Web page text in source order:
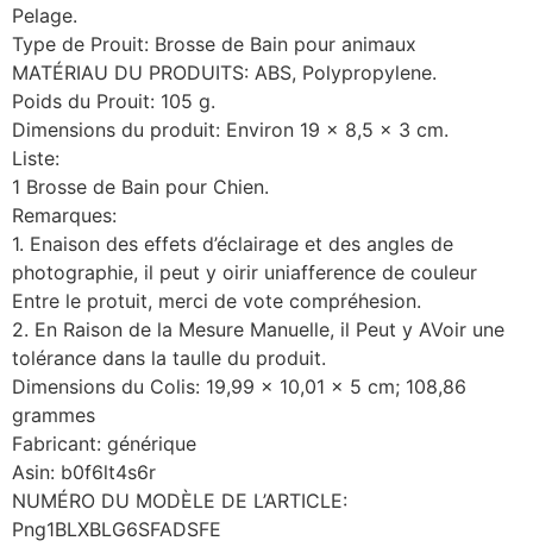
Pelage.
Type de Prouit: Brosse de Bain pour animaux
MATÉRIAU DU PRODUITS: ABS, Polypropylene.
Poids du Prouit: 105 g.
Dimensions du produit: Environ 19 x 8,5 x 3 cm.
Liste:
1 Brosse de Bain pour Chien.
Remarques:
1. Enaison des effets d’éclairage et des angles de
photographie, il peut y oirir uniafference de couleur
Entre le protuit, merci de vote compréhesion.
2. En Raison de la Mesure Manuelle, il Peut y AVoir une
tolérance dans la taulle du produit.
Dimensions du Colis: 19,99 x 10,01 x 5 cm; 108,86
grammes
Fabricant: générique
Asin: b0f6lt4s6r
NUMÉRO DU MODÈLE DE L’ARTICLE:
Png1BLXBLG6SFADSFE